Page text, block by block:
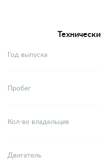
Год выпуска
Пробег
Кол-во владельцев
Двигатель